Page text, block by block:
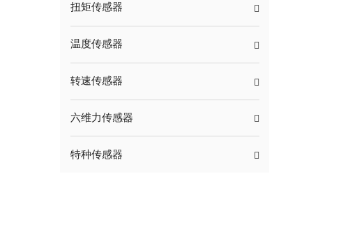
扭矩传感器
温度传感器
转速传感器
六维力传感器
特种传感器